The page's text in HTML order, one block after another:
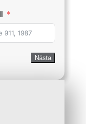
Nästa